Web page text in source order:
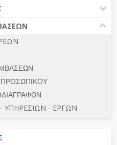
(ΣΥΝΟΛΟ)
ΣΥΜΜΕΤΟΧΗΣ
- Ε.Α.ΔΗ.ΣΥ.
4412/2016
ΣΥΜΜΕΤΟΧΗΣ
ΣΥΜΜΕΤΟΧΗΣ
ΥΠΗΡΕΣΙΩΝ - ΕΡΓΩΝ